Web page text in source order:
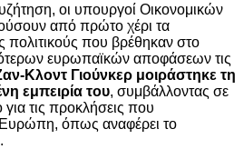
οι υπουργοί Οικονομικών
από πρώτο χέρι τα
πολιτικούς που βρέθηκαν στο
ευρωπαϊκών αποφάσεων τις
Κλοντ Γιούνκερ μοιράστηκε τη
εμπειρία του, συμβάλλοντας σε
για τις προκλήσεις που
Ευρώπη, όπως αναφέρει το